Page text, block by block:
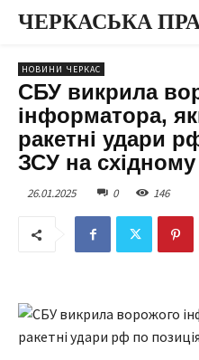
ЧЕРКАСЬКА
НОВИНИ ЧЕРКАС
СБУ викрила
інформатора,
ракетні удари
ЗСУ на
26.01.2025 0 146